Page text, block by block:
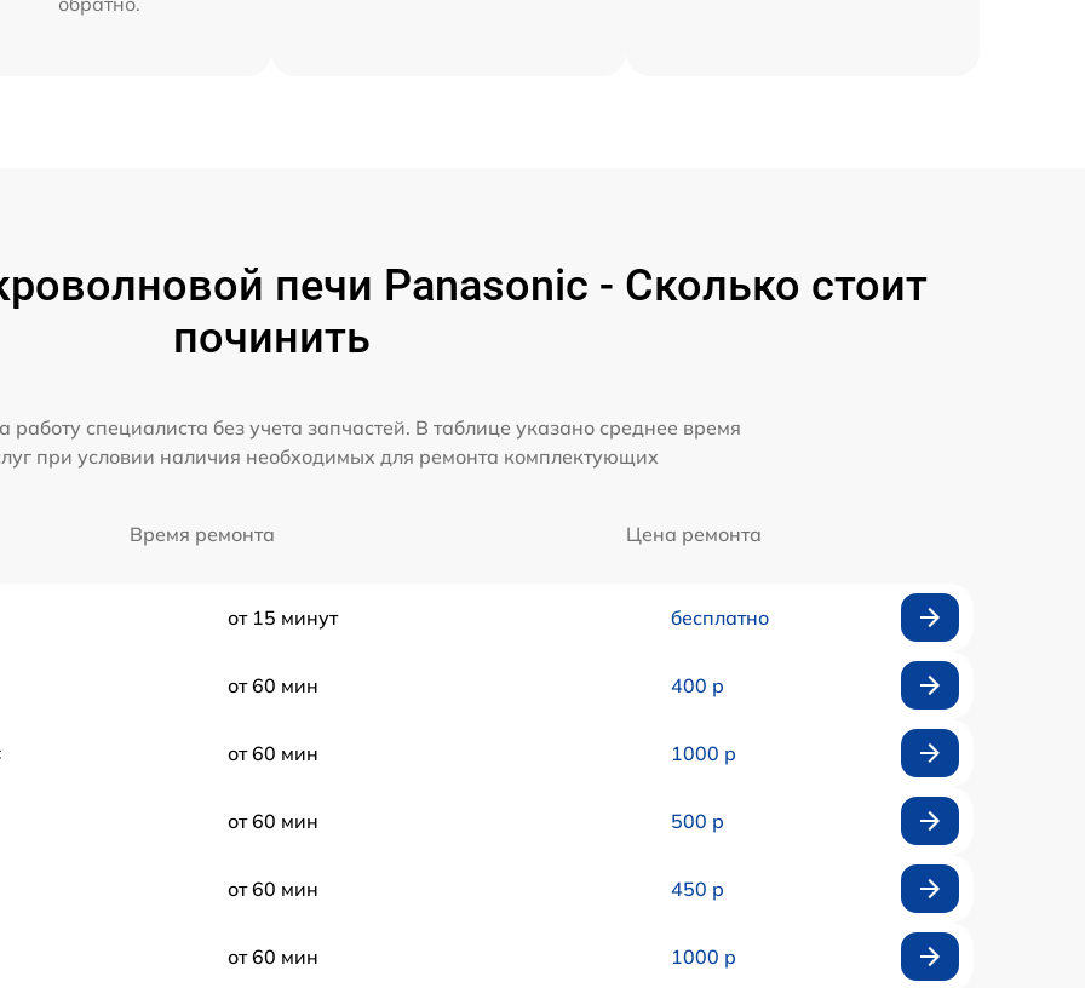
печи Panasonic - Сколько стоит
починить
работу специалиста без учета запчастей. В таблице указано среднее время
при условии наличия необходимых для ремонта комплектующих
Время ремонта Цена ремонта
от 15 минут бесплатно
от 60 мин 400 р
от 60 мин 1000 р
от 60 мин 500 р
от 60 мин 450 р
от 60 мин 1000 р